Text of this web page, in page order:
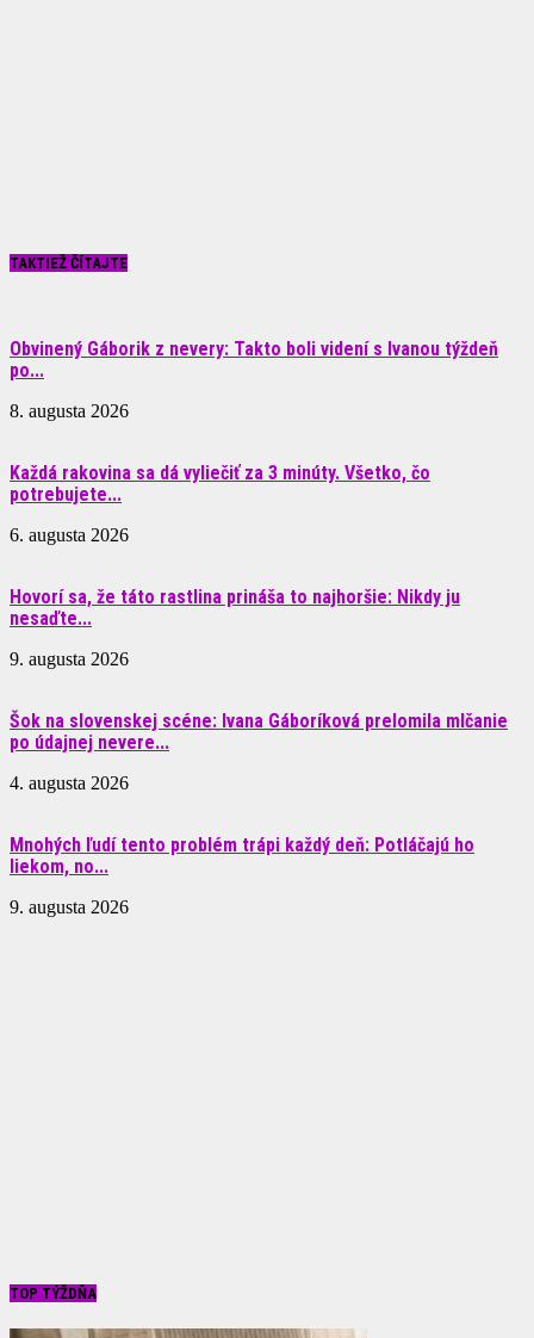
TAKTIEŽ ČÍTAJTE
Obvinený Gáborik z nevery: Takto boli videní s Ivanou týždeň
po...
8. augusta 2026
Každá rakovina sa dá vyliečiť za 3 minúty. Všetko, čo
potrebujete...
6. augusta 2026
Hovorí sa, že táto rastlina prináša to najhoršie: Nikdy ju
nesaďte...
9. augusta 2026
Šok na slovenskej scéne: Ivana Gáboríková prelomila mlčanie
po údajnej nevere...
4. augusta 2026
Mnohých ľudí tento problém trápi každý deň: Potláčajú ho
liekom, no...
9. augusta 2026
TOP TÝŽDŇA